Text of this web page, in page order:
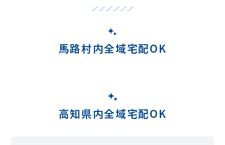
馬路村内全域宅配OK
高知県内全域宅配OK